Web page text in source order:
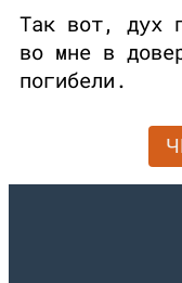
Так вот, дух
во мне в
погибели.